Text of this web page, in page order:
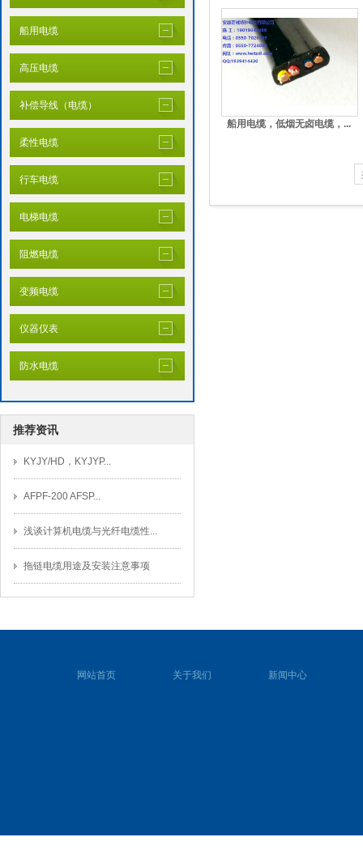
船用电缆
高压电缆
补偿导线（电缆）
柔性电缆
行车电缆
电梯电缆
阻燃电缆
变频电缆
仪器仪表
防水电缆
推荐资讯
KYJY/HD，KYJYP...
AFPF-200 AFSP...
浅谈计算机电缆与光纤电缆性...
拖链电缆用途及安装注意事项
船用电缆，低烟无卤电缆，...
网站首页 关于我们 新闻中心